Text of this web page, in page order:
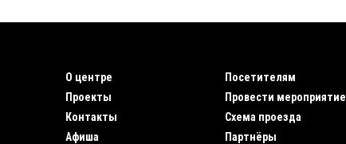
О центре
Проекты
Контакты
Афиша
Посетителям
Провести мероприятие
Схема проезда
Партнёры